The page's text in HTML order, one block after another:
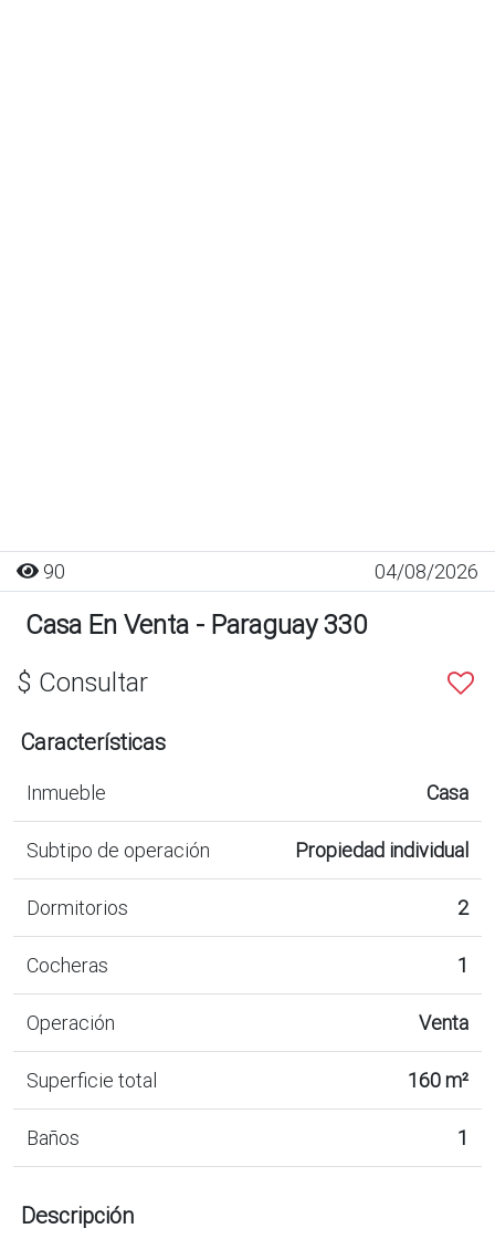
90 04/08/2026
Casa En Venta - Paraguay 330
$ Consultar
Características
Inmueble Casa
Subtipo de operación Propiedad individual
Dormitorios 2
Cocheras 1
Operación Venta
Superficie total 160 m²
Baños 1
Descripción